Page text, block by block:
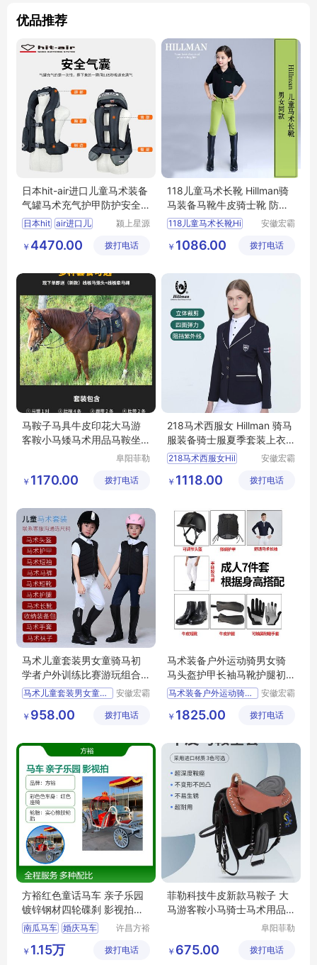
优品推荐
日本hit-air进口儿童马术装备
气罐马术充气护甲防护安全
骑马背心
日本hit air进口儿
颍上星源
有限公司
￥ 4470.00 拨打电话
118儿童马术长靴 Hillman骑
马装备马靴牛皮骑士靴 防滑
马具护腿
118儿童马术长靴Hi
安徽宏霸
有限公司
￥ 1086.00 拨打电话
马鞍子马具牛皮印花大马游
客鞍小马矮马术用品马鞍坐
阜阳菲勒
公司
￥ 1170.00 拨打电话
218马术西服女 Hillman 骑马
服装备骑士服夏季套装上衣
高弹时尚
218马术西服女Hil
安徽宏霸
有限公司
￥ 1118.00 拨打电话
马术儿童套装男女童骑马初
学者户外训练比赛游玩组合
防护骑士装备
马术儿童套装男女童骑马初
安徽宏霸
有限公司
￥ 958.00 拨打电话
马术装备户外运动骑男女骑
马头盔护甲长袖马靴护腿初
学者套装
马术装备户外运动骑男女骑
安徽宏霸
有限公司
￥ 1825.00 拨打电话
方裕红色童话马车 亲子乐园
镀锌钢材四轮碟刹 影视拍摄
道具
南瓜马车 婚庆马车
许昌方裕
限公司
￥ 1.15万 拨打电话
菲勒科技牛皮新款马鞍子 大
马游客鞍小马骑士马术用品
阜阳菲勒
公司
￥ 675.00 拨打电话